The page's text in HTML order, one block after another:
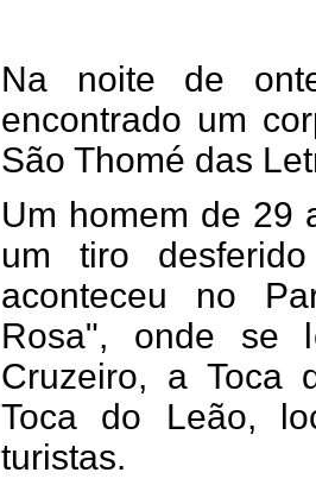
Na noite de
encontrado um
São Thomé das
Um homem de 29
um tiro
aconteceu no
Rosa", onde se
Cruzeiro, a Toca
Toca do Leão,
turistas.